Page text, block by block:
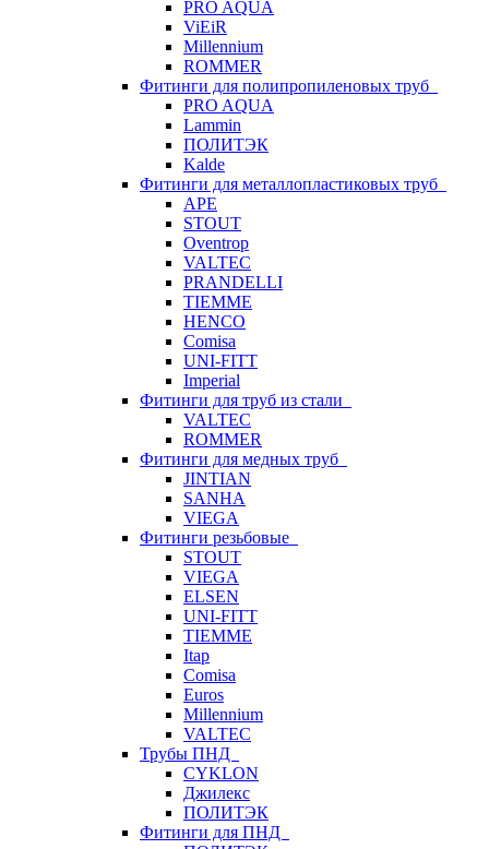
PRO AQUA
ViEiR
Millennium
ROMMER
Фитинги для полипропиленовых труб
PRO AQUA
Lammin
ПОЛИТЭК
Kalde
Фитинги для металлопластиковых труб
APE
STOUT
Oventrop
VALTEC
PRANDELLI
TIEMME
HENCO
Comisa
UNI-FITT
Imperial
Фитинги для труб из стали
VALTEC
ROMMER
Фитинги для медных труб
JINTIAN
SANHA
VIEGA
Фитинги резьбовые
STOUT
VIEGA
ELSEN
UNI-FITT
TIEMME
Itap
Comisa
Euros
Millennium
VALTEC
Трубы ПНД
CYKLON
Джилекс
ПОЛИТЭК
Фитинги для ПНД